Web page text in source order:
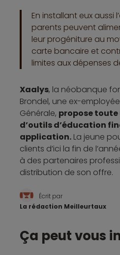
En installant eux aussi
parents peuvent
leur progéniture au
carte bancaire et
limites aux dépenses
Xaalys, la néobanque
Brondel, une ex-
Générale, propose
d’outils d’éducation
application. La jeune
clients d’ici la fin de
à des partenaires
distribution de son offre.
Écrit par
La rédaction Meilleurtaux
Ça peut vous